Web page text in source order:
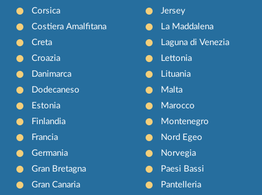
Corsica
Costiera Amalfitana
Creta
Croazia
Danimarca
Dodecaneso
Estonia
Finlandia
Francia
Germania
Gran Bretagna
Gran Canaria
Jersey
La Maddalena
Laguna di Venezia
Lettonia
Lituania
Malta
Marocco
Montenegro
Nord Egeo
Norvegia
Paesi Bassi
Pantelleria